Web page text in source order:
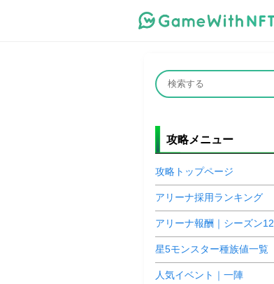
攻略メニュー
攻略トップページ
アリーナ採用ランキング
アリーナ報酬｜シーズン12
星5モンスター種族値一覧
人気イベント｜一陣